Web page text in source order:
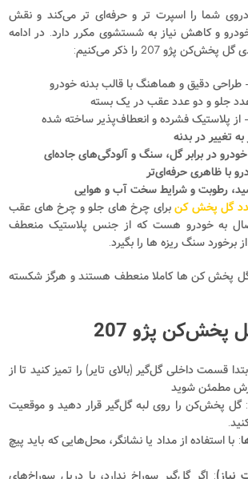
شما را اسپرت‌ تر و حرفه‌ای‌ تر می‌کند و نقش
و کاهش نیاز به شستشوی مکرر دارد. در ادامه
پژو 207 را ذکر می‌کنیم:
طراحی دقیق و هماهنگ با قالب بدنه خودرو
جلو و دو عدد عقب در یک بسته
از پلاستیک فشرده و انعطاف‌پذیر ساخته شده
تغییر در بدنه
در برابر گل، سنگ و آلودگی‌های جاده‌ای
با ظاهری حرفه‌ای‌تر
رطوبت و شرایط سخت آب و هوایی
برای چرخ های جلو و چرخ های عقب
به خودرو هست که از جنس پلاستیک منعطف
سنگ ریزه ها را بگیرد.
پخش کن ها کاملا منعطف هستند و هرگز شکسته
پژو 207
قسمت داخلی گل‌گیر (بالای تایر) را تمیز کنید تا از
مطمئن شوید
: گل پخش‌کن را روی لبه گل‌گیر قرار دهید و موقعیت
: با استفاده از مداد یا نشانگر، محل‌هایی که باید پیچ
نیاز): اگر گل‌گیر سوراخ ندارد، با دریل سوراخ‌های